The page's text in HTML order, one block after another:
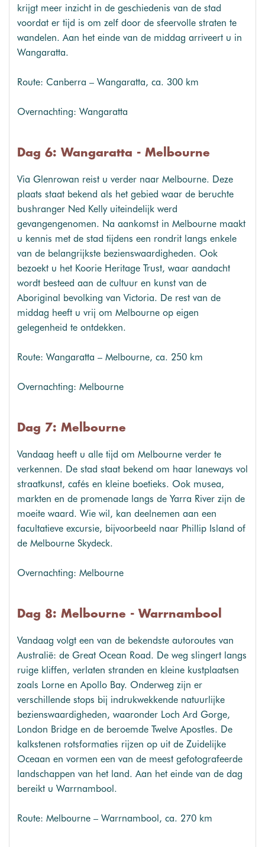
krijgt meer inzicht in de geschiedenis van de stad
voordat er tijd is om zelf door de sfeervolle straten te
wandelen. Aan het einde van de middag arriveert u in
Wangaratta.
Route: Canberra – Wangaratta, ca. 300 km
Overnachting: Wangaratta
Dag 6: Wangaratta - Melbourne
Via Glenrowan reist u verder naar Melbourne. Deze
plaats staat bekend als het gebied waar de beruchte
bushranger Ned Kelly uiteindelijk werd
gevangengenomen. Na aankomst in Melbourne maakt
u kennis met de stad tijdens een rondrit langs enkele
van de belangrijkste bezienswaardigheden. Ook
bezoekt u het Koorie Heritage Trust, waar aandacht
wordt besteed aan de cultuur en kunst van de
Aboriginal bevolking van Victoria. De rest van de
middag heeft u vrij om Melbourne op eigen
gelegenheid te ontdekken.
Route: Wangaratta – Melbourne, ca. 250 km
Overnachting: Melbourne
Dag 7: Melbourne
Vandaag heeft u alle tijd om Melbourne verder te
verkennen. De stad staat bekend om haar laneways vol
straatkunst, cafés en kleine boetieks. Ook musea,
markten en de promenade langs de Yarra River zijn de
moeite waard. Wie wil, kan deelnemen aan een
facultatieve excursie, bijvoorbeeld naar Phillip Island of
de Melbourne Skydeck.
Overnachting: Melbourne
Dag 8: Melbourne - Warrnambool
Vandaag volgt een van de bekendste autoroutes van
Australië: de Great Ocean Road. De weg slingert langs
ruige kliffen, verlaten stranden en kleine kustplaatsen
zoals Lorne en Apollo Bay. Onderweg zijn er
verschillende stops bij indrukwekkende natuurlijke
bezienswaardigheden, waaronder Loch Ard Gorge,
London Bridge en de beroemde Twelve Apostles. De
kalkstenen rotsformaties rijzen op uit de Zuidelijke
Oceaan en vormen een van de meest gefotografeerde
landschappen van het land. Aan het einde van de dag
bereikt u Warrnambool.
Route: Melbourne – Warrnambool, ca. 270 km